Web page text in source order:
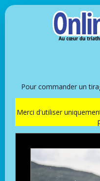
Pour commander un
Merci d'utiliser